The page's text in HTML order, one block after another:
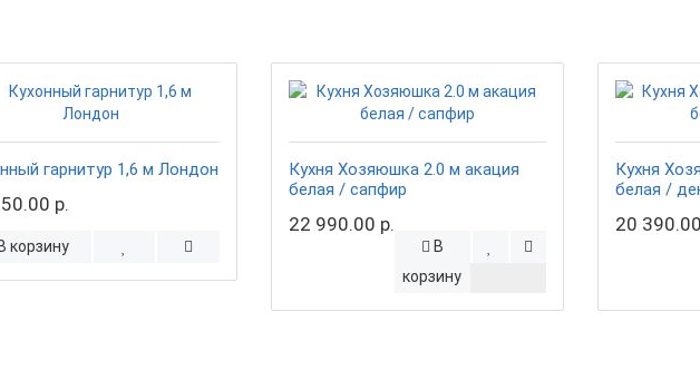
гарнитур 1,6 м Лондон
р.
корзину
Кухня Хозяюшка 2.0 м акация
белая / сапфир
22 990.00 р.
В
корзину
Кухня
белая /
20